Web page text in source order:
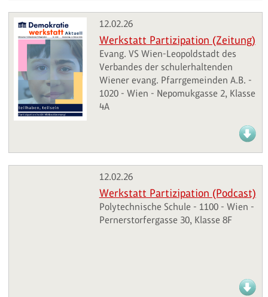
12.02.26
Werkstatt Partizipation (Zeitung)
Evang. VS Wien-Leopoldstadt des
Verbandes der schulerhaltenden
Wiener evang. Pfarrgemeinden A.B. -
1020 - Wien - Nepomukgasse 2, Klasse
4A
12.02.26
Werkstatt Partizipation (Podcast)
Polytechnische Schule - 1100 - Wien -
Pernerstorfergasse 30, Klasse 8F